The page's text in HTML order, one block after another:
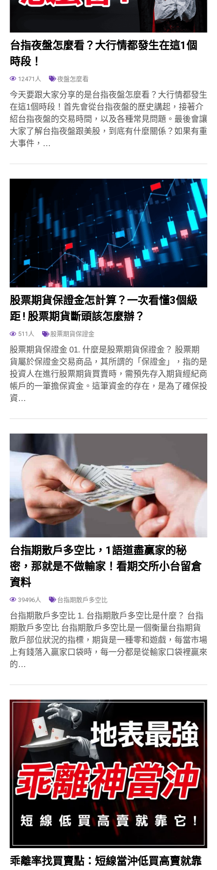
台指夜盤怎麼看？大行情都發生在這1個
時段！
12471人 夜盤怎麼看
今天要跟大家分享的是台指夜盤怎麼看？大行情都發生
在這1個時段！首先會從台指夜盤的歷史講起，接著介
紹台指夜盤的交易時間，以及各種常見問題。最後會讓
大家了解台指夜盤跟美股，到底有什麼關係？如果有重
大事件，…
股票期貨保證金怎計算？一次看懂3個級
距 ! 股票期貨斷頭該怎麼辦？
511人 股票期貨保證金
股票期貨保證金 01. 什麼是股票期貨保證金？ 股票期
貨屬於保證金交易商品，其所謂的「保證金」，指的是
投資人在進行股票期貨買賣時，需預先存入期貨經紀商
帳戶的一筆擔保資金。這筆資金的存在，是為了確保投
資…
台指期散戶多空比，1語道盡贏家的秘
密，那就是不做輸家！看期交所小台留倉
資料
39496人 台指期散戶多空比
台指期散戶多空比 1. 台指期散戶多空比是什麼？ 台指
期散戶多空比 台指期散戶多空比是一個衡量台指期貨
散戶部位狀況的指標，期貨是一種零和遊戲，每當市場
上有錢落入贏家口袋時，每一分都是從輸家口袋裡贏來
的…
乖離率找買賣點：短線當沖低買高賣就靠